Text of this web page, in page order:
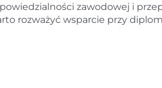
zawodowej i
rozważyć wsparcie przy